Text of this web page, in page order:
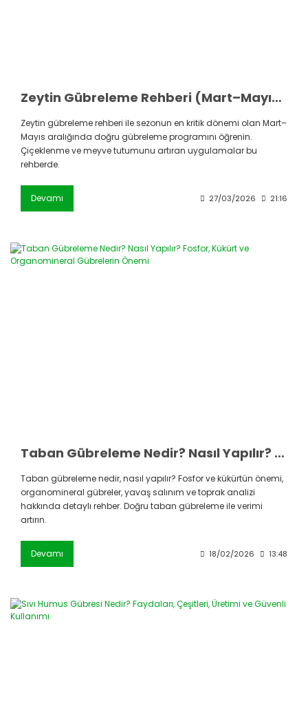
Zeytin Gübreleme Rehberi (Mart–Mayıs) Verimi Artıran Program
Zeytin gübreleme rehberi ile sezonun en kritik dönemi olan Mart–
Mayıs aralığında doğru gübreleme programını öğrenin.
Çiçeklenme ve meyve tutumunu artıran uygulamalar bu
rehberde.
Devamı 27/03/2026 21:16
Taban Gübreleme Nedir? Nasıl Yapılır? Fosfor, Kükürt ve Organomineral Gübrelerin Önemi
Taban gübreleme nedir, nasıl yapılır? Fosfor ve kükürtün önemi,
organomineral gübreler, yavaş salınım ve toprak analizi
hakkında detaylı rehber. Doğru taban gübreleme ile verimi
artırın.
Devamı 18/02/2026 13:48